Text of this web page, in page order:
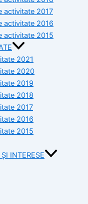
activitate 2017
activitate 2016
activitate 2015
2021
2020
2019
2018
2017
2016
2015
INTERESE